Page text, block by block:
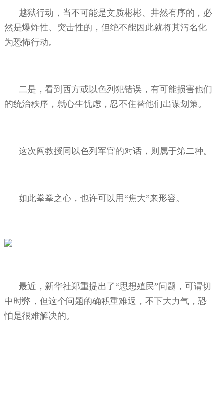
越狱行动，当不可能是文质彬彬、井然有序的，必
然是爆炸性、突击性的，但绝不能因此就将其污名化
为恐怖行动。
二是，看到西方或以色列犯错误，有可能损害他们
的统治秩序，就心生忧虑，忍不住替他们出谋划策。
这次阎教授同以色列军官的对话，则属于第二种。
如此拳拳之心，也许可以用“焦大”来形容。
最近，新华社郑重提出了“思想殖民”问题，可谓切
中时弊，但这个问题的确积重难返，不下大力气，恐
怕是很难解决的。